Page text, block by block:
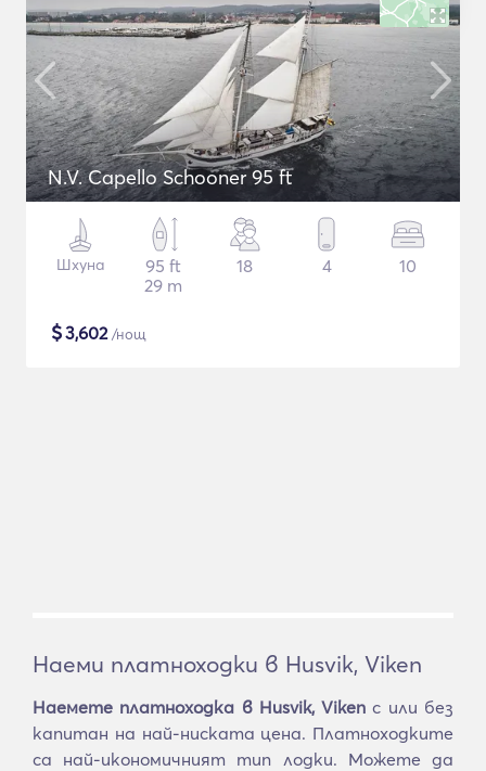
N.V. Capello Schooner 95 ft
Шхуна
95 ft
29 m
18 4 10
$3,602/нощ
Наеми платноходки в Husvik, Viken
Наемете платноходка в Husvik, Viken с или без
капитан на най-ниската цена. Платноходките
са най-икономичният тип лодки. Можете да